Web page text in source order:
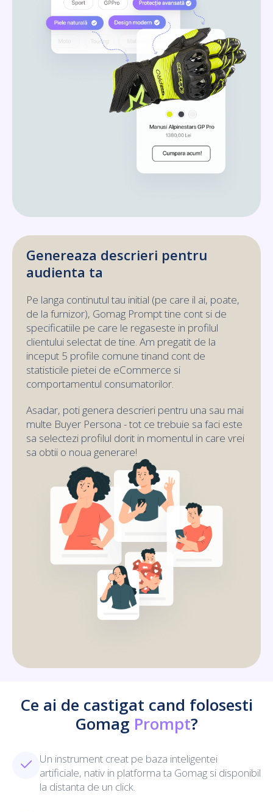
Genereaza descrieri pentru
audienta ta
Pe langa continutul tau initial (pe care il ai, poate,
de la furnizor), Gomag Prompt tine cont si de
specificatiile pe care le regaseste in profilul
clientului selectat de tine. Am pregatit de la
inceput 5 profile comune tinand cont de
statisticile pietei de eCommerce si
comportamentul consumatorilor.
Asadar, poti genera descrieri pentru una sau mai
multe Buyer Persona - tot ce trebuie sa faci este
sa selectezi profilul dorit in momentul in care vrei
sa obtii o noua generare!
Ce ai de castigat cand folosesti
Gomag Prompt?
Un instrument creat pe baza inteligentei
artificiale, nativ in platforma ta Gomag si disponibil
la distanta de un click.